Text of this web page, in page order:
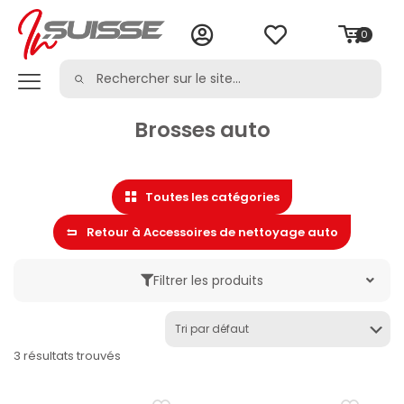
0
Brosses auto
Toutes les catégories
Retour à Accessoires de nettoyage auto
Filtrer les produits
3 résultats trouvés